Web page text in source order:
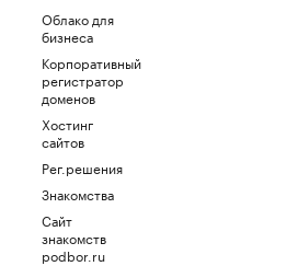
Облако для
бизнеса
Корпоративный
регистратор
доменов
Хостинг
сайтов
Рег.решения
Знакомства
Сайт
знакомств
podbor.ru